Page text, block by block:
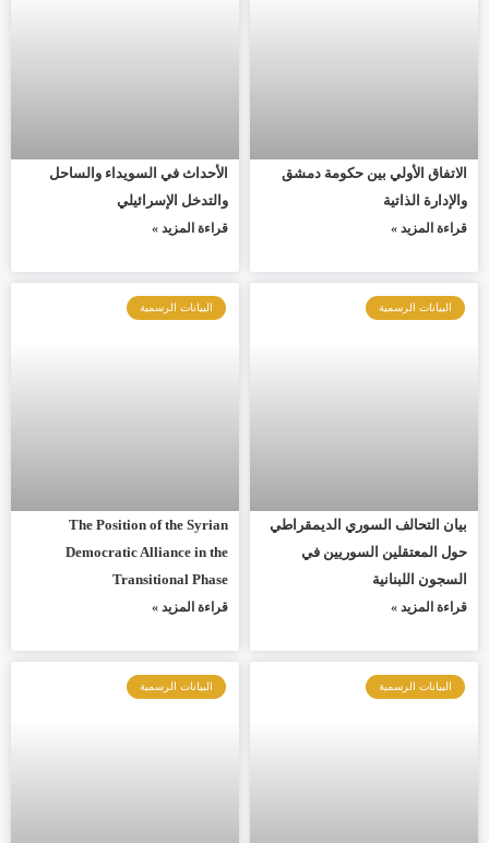
الاتفاق الأولي بين حكومة دمشق
والإدارة الذاتية
قراءة المزيد »
الأحداث في السويداء والساحل
والتدخل الإسرائيلي
قراءة المزيد »
البيانات الرسمية
بيان التحالف السوري الديمقراطي
حول المعتقلين السوريين في
السجون اللبنانية
قراءة المزيد »
البيانات الرسمية
The Position of the Syrian
Democratic Alliance in the
Transitional Phase
قراءة المزيد »
البيانات الرسمية البيانات الرسمية